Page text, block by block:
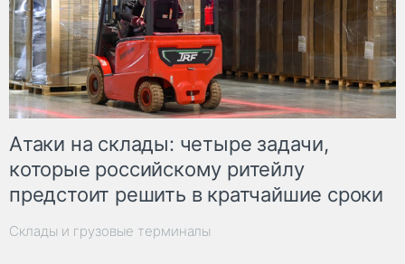
Атаки на склады: четыре задачи,
которые российскому ритейлу
предстоит решить в кратчайшие сроки
Склады и грузовые терминалы